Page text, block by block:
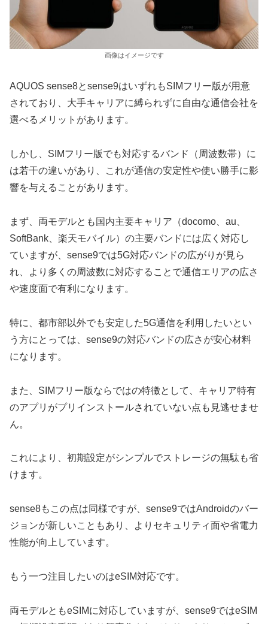
画像はイメージです
AQUOS sense8とsense9はいずれもSIMフリー版が用意
されており、大手キャリアに縛られずに自由な通信会社を
選べるメリットがあります。
しかし、SIMフリー版でも対応するバンド（周波数帯）に
は若干の違いがあり、これが通信の安定性や使い勝手に影
響を与えることがあります。
まず、両モデルとも国内主要キャリア（docomo、au、
SoftBank、楽天モバイル）の主要バンドには広く対応し
ていますが、sense9では5G対応バンドの広がりが見ら
れ、より多くの周波数に対応することで通信エリアの広さ
や速度面で有利になります。
特に、都市部以外でも安定した5G通信を利用したいとい
う方にとっては、sense9の対応バンドの広さが安心材料
になります。
また、SIMフリー版ならではの特徴として、キャリア特有
のアプリがプリインストールされていない点も見逃せませ
ん。
これにより、初期設定がシンプルでストレージの無駄も省
けます。
sense8もこの点は同様ですが、sense9ではAndroidのバー
ジョンが新しいこともあり、よりセキュリティ面や省電力
性能が向上しています。
もう一つ注目したいのはeSIM対応です。
両モデルともeSIMに対応していますが、sense9ではeSIM